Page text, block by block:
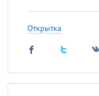
Открытка